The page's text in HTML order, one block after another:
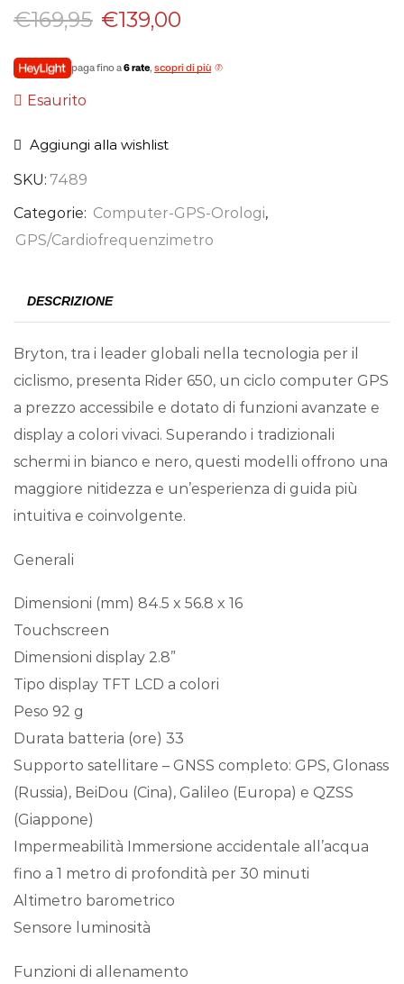
€169,95 €139,00
paga fino a6 rate, scopri di più
Esaurito
Aggiungi alla wishlist
SKU: 7489
Categorie: Computer-GPS-Orologi,
GPS/Cardiofrequenzimetro
DESCRIZIONE
Bryton, tra i leader globali nella tecnologia per il
ciclismo, presenta Rider 650, un ciclo computer GPS
a prezzo accessibile e dotato di funzioni avanzate e
display a colori vivaci. Superando i tradizionali
schermi in bianco e nero, questi modelli offrono una
maggiore nitidezza e un’esperienza di guida più
intuitiva e coinvolgente.
Generali
Dimensioni (mm) 84.5 x 56.8 x 16
Touchscreen
Dimensioni display 2.8”
Tipo display TFT LCD a colori
Peso 92 g
Durata batteria (ore) 33
Supporto satellitare – GNSS completo: GPS, Glonass
(Russia), BeiDou (Cina), Galileo (Europa) e QZSS
(Giappone)
Impermeabilità Immersione accidentale all’acqua
fino a 1 metro di profondità per 30 minuti
Altimetro barometrico
Sensore luminosità
Funzioni di allenamento